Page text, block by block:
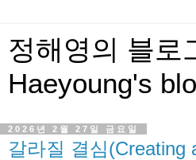
정해영의 블로
Haeyoung's
2026년 2월 27일 금요일
갈라질 결심(Creating